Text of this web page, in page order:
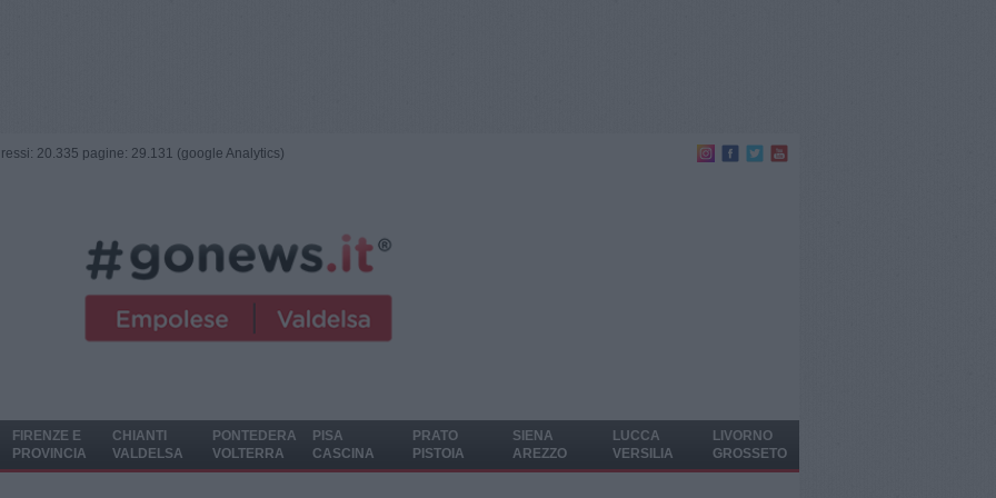
20.335 pagine: 29.131 (google Analytics)
FIRENZE E
PROVINCIA
CHIANTI
VALDELSA
PONTEDERA
VOLTERRA
PISA
CASCINA
PRATO
PISTOIA
SIENA
AREZZO
LUCCA
VERSILIA
LIVORNO
GROSSETO